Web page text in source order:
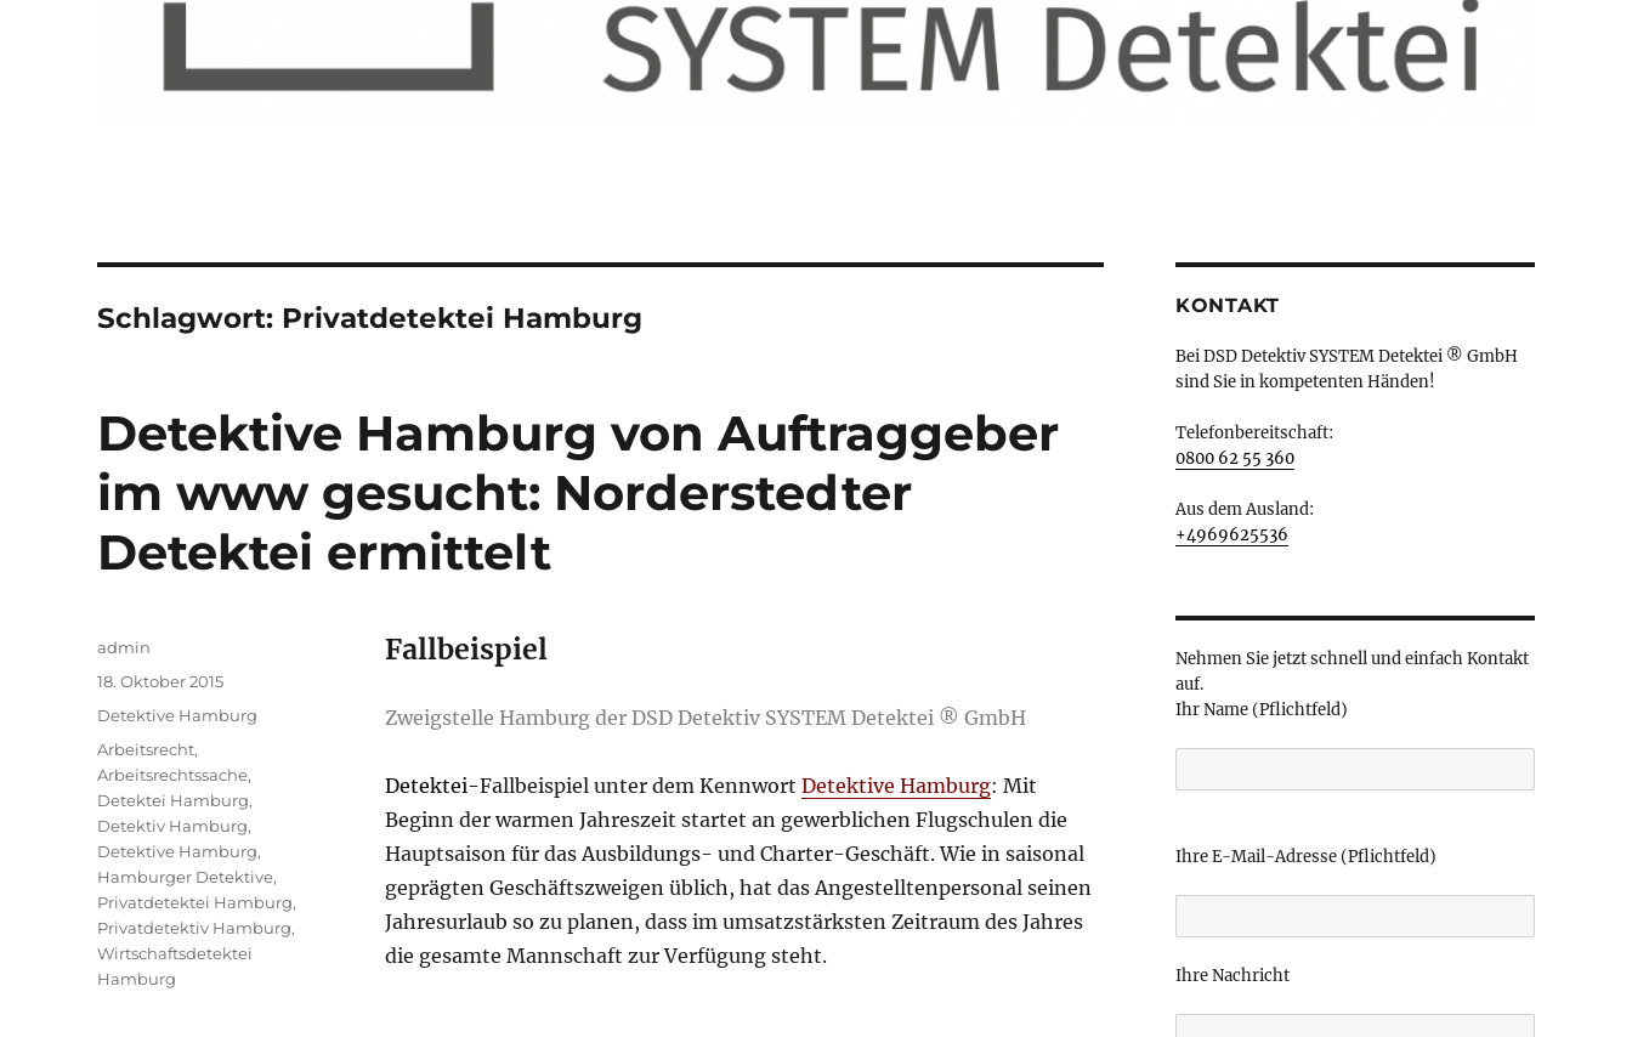
Schlagwort: Privatdetektei Hamburg
Detektive Hamburg von Auftraggeber
im www gesucht: Norderstedter
Detektei ermittelt
Fallbeispiel
Zweigstelle Hamburg der DSD Detektiv SYSTEM Detektei ® GmbH
Detektei-Fallbeispiel unter dem Kennwort Detektive Hamburg: Mit
Beginn der warmen Jahreszeit startet an gewerblichen Flugschulen die
Hauptsaison für das Ausbildungs- und Charter-Geschäft. Wie in saisonal
geprägten Geschäftszweigen üblich, hat das Angestelltenpersonal seinen
Jahresurlaub so zu planen, dass im umsatzstärksten Zeitraum des Jahres
die gesamte Mannschaft zur Verfügung steht.
Autor
admin
Veröffentlicht
18. Oktober 2015
Kategorien
Detektive Hamburg
Schlagwörter
Arbeitsrecht,
Arbeitsrechtssache,
Detektei Hamburg,
Detektiv Hamburg,
Detektive Hamburg,
Hamburger Detektive,
Privatdetektei Hamburg,
Privatdetektiv Hamburg,
Wirtschaftsdetektei
Hamburg
KONTAKT
Bei DSD Detektiv SYSTEM Detektei ® GmbH
sind Sie in kompetenten Händen!
Telefonbereitschaft:
0800 62 55 360
Aus dem Ausland:
+4969625536
Nehmen Sie jetzt schnell und einfach Kontakt
auf.
Ihr Name (Pflichtfeld)
i
e
a
Ihre E-Mail-Adresse (Pflichtfeld)
Ihre Nachricht